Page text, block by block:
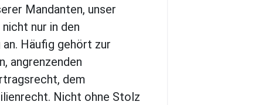
Mandanten, unser
nur in den
Häufig gehört zur
angrenzenden
dem
Nicht ohne Stolz